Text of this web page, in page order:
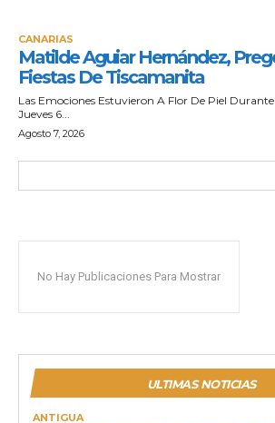
CANARIAS
Matilde Aguiar Hernández,
Fiestas De Tiscamanita
Las Emociones Estuvieron A Flor De Piel
Jueves 6...
Agosto 7, 2026
No Hay Publicaciones Para Mostrar
ULTIMAS NOTICIAS
ANTIGUA